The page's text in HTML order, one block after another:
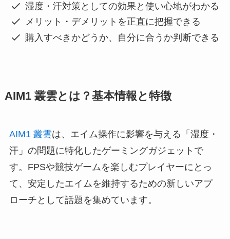
湿度・汗対策としての効果と使い心地がわかる
メリット・デメリットを正直に把握できる
購入すべきかどうか、自分に合うか判断できる
AIM1 叢雲とは？基本情報と特徴
AIM1 叢雲は、エイム操作に影響を与える「湿度・
汗」の問題に特化したゲーミングガジェットで
す。FPSや競技ゲームを楽しむプレイヤーにとっ
て、安定したエイムを維持するための新しいアプ
ローチとして話題を集めています。